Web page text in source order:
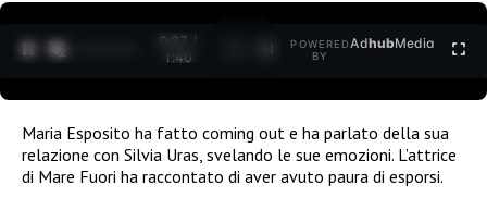
0:28 /
1:40
POWERED
BY
AdhubMedia
Maria Esposito ha fatto coming out e ha parlato della sua
relazione con Silvia Uras, svelando le sue emozioni. L’attrice
di Mare Fuori ha raccontato di aver avuto paura di esporsi.